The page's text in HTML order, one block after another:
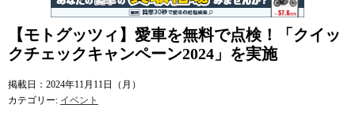
【モトグッツィ】愛車を無料で点検！「クイッ
クチェックキャンペーン2024」を実施
掲載日：2024年11月11日（月）
カテゴリー: イベント